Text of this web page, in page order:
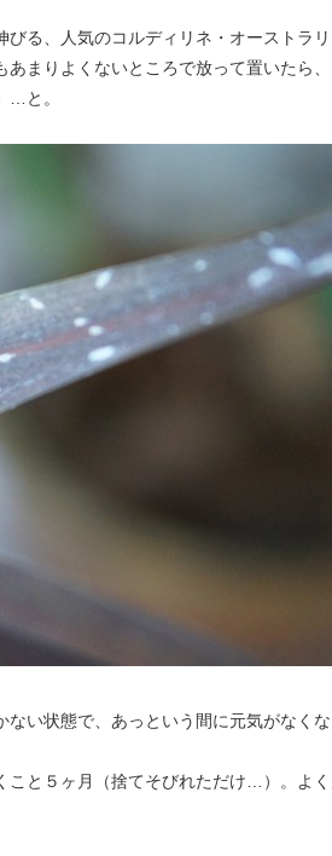
る、人気のコルディリネ・オーストラリ
まりよくないところで放って置いたら、
…と。
い状態で、あっという間に元気がなく
こと５ヶ月（捨てそびれただけ…）。よ